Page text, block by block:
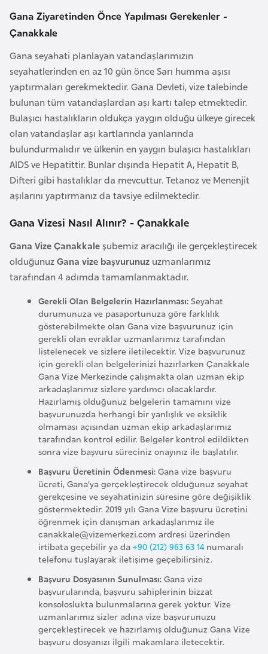
Gana Ziyaretinden Önce Yapılması Gerekenler -
Çanakkale
Gana seyahati planlayan vatandaşlarımızın
seyahatlerinden en az 10 gün önce Sarı humma aşısı
yaptırmaları gerekmektedir. Gana Devleti, vize talebinde
bulunan tüm vatandaşlardan aşı kartı talep etmektedir.
Bulaşıcı hastalıkların oldukça yaygın olduğu ülkeye girecek
olan vatandaşlar aşı kartlarında yanlarında
bulundurmalıdır ve ülkenin en yaygın bulaşıcı hastalıkları
AIDS ve Hepatittir. Bunlar dışında Hepatit A, Hepatit B,
Difteri gibi hastalıklar da mevcuttur. Tetanoz ve Menenjit
aşılarını yaptırmanız da tavsiye edilmektedir.
Gana Vizesi Nasıl Alınır? - Çanakkale
Gana Vize Çanakkaleşubemiz aracılığı ile gerçekleştirecek
olduğunuzGana vize başvurunuz uzmanlarımız
tarafından 4 adımda tamamlanmaktadır.
Gerekli Olan Belgelerin Hazırlanması:Seyahat
durumunuza ve pasaportunuza göre farklılık
gösterebilmekte olan Gana vize başvurunuz için
gerekli olan evraklar uzmanlarımız tarafından
listelenecek ve sizlere iletilecektir. Vize başvurunuz
için gerekli olan belgelerinizi hazırlarken Çanakkale
Gana Vize Merkezinde çalışmakta olan uzman ekip
arkadaşlarımız sizlere yardımcı olacaklardır.
Hazırlamış olduğunuz belgelerin tamamını vize
başvurunuzda herhangi bir yanlışlık ve eksiklik
olmaması açısından uzman ekip arkadaşlarımız
tarafından kontrol edilir. Belgeler kontrol edildikten
sonra vize başvuru süreciniz onayınız ile başlatılır.
Başvuru Ücretinin Ödenmesi:Gana vize başvuru
ücreti, Gana’ya gerçekleştirecek olduğunuz seyahat
gerekçesine ve seyahatinizin süresine göre değişiklik
göstermektedir. 2019 yılı Gana Vize başvuru ücretini
öğrenmek için danışman arkadaşlarımız ile
canakkale@vizemerkezi.com ardresi üzerinden
irtibata geçebilir ya da+90 (212) 963 63 14numaralı
telefonu tuşlayarak iletişime geçebilirsiniz.
Başvuru Dosyasının Sunulması:Gana vize
başvurularında, başvuru sahiplerinin bizzat
konsoloslukta bulunmalarına gerek yoktur. Vize
uzmanlarımız sizler adına vize başvurunuzu
gerçekleştirecek ve hazırlamış olduğunuz Gana Vize
başvuru dosyanızı ilgili makamlara iletecektir.
g
a
r
i
s
t
a
n
B
u
r
i
n
a
F